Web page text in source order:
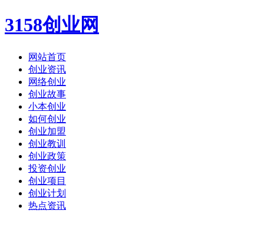
3158创业网
网站首页
创业资讯
网络创业
创业故事
小本创业
如何创业
创业加盟
创业教训
创业政策
投资创业
创业项目
创业计划
热点资讯